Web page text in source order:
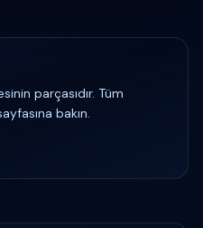
parçasıdır. Tüm
bakın.